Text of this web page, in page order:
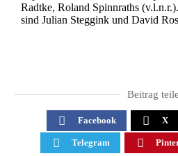
Radtke, Roland Spinnraths
sind Julian Steggink und David
Beitrag
Facebook X
Telegram